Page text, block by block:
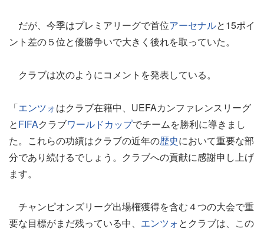
だが、今季はプレミアリーグで首位アーセナルと15ポイ
ント差の５位と優勝争いで大きく後れを取っていた。
クラブは次のようにコメントを発表している。
「エンツォはクラブ在籍中、UEFAカンファレンスリーグ
とFIFAクラブワールドカップでチームを勝利に導きまし
た。これらの功績はクラブの近年の歴史において重要な部
分であり続けるでしょう。クラブへの貢献に感謝申し上げ
ます。
チャンピオンズリーグ出場権獲得を含む４つの大会で重
要な目標がまだ残っている中、 エンツォとクラブは、この